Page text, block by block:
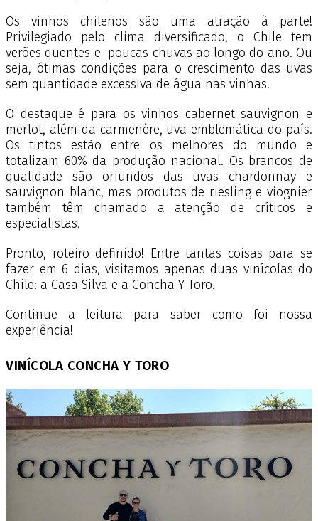
Os vinhos chilenos são uma atração à parte!
Privilegiado pelo clima diversificado, o Chile tem
verões quentes e poucas chuvas ao longo do ano. Ou
seja, ótimas condições para o crescimento das uvas
sem quantidade excessiva de água nas vinhas.
O destaque é para os vinhos cabernet sauvignon e
merlot, além da carmenère, uva emblemática do país.
Os tintos estão entre os melhores do mundo e
totalizam 60% da produção nacional. Os brancos de
qualidade são oriundos das uvas chardonnay e
sauvignon blanc, mas produtos de riesling e viognier
também têm chamado a atenção de críticos e
especialistas.
Pronto, roteiro definido! Entre tantas coisas para se
fazer em 6 dias, visitamos apenas duas vinícolas do
Chile: a Casa Silva e a Concha Y Toro.
Continue a leitura para saber como foi nossa
experiência!
VINÍCOLA CONCHA Y TORO